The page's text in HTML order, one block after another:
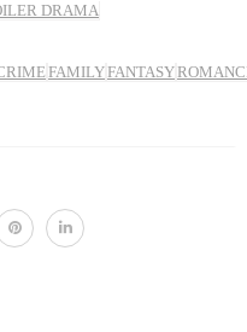
DRAMA
FAMILYFANTASY